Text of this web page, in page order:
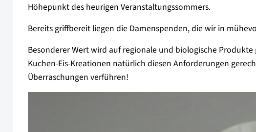
Höhepunkt des heurigen Veranstaltungssommers.
Bereits griffbereit liegen die Damenspenden, die wir in
Besonderer Wert wird auf regionale und biologische
Kuchen-Eis-Kreationen natürlich diesen Anforderungen
Überraschungen verführen!